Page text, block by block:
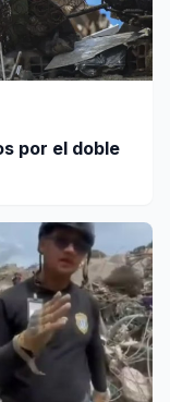
por el doble